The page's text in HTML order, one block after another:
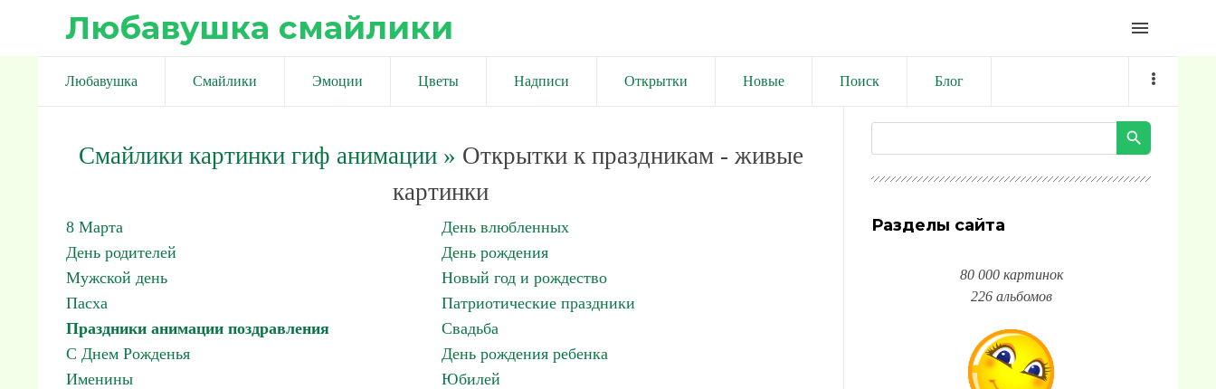
Любавушка смайлики menu
Любавушка Смайлики Эмоции Цветы Надписи Открытки Новые Поиск Блог
Смайлики картинки гиф анимации» Открытки к праздникам - живые
картинки
8 Марта
День влюбленных
День родителей
День рождения
Мужской день
Новый год и рождество
Пасха
Патриотические праздники
Праздники анимации поздравления
Свадьба
С Днем Рожденья
День рождения ребенка
Именины
Юбилей
Разделы сайта
80 000 картинок
226 альбомов